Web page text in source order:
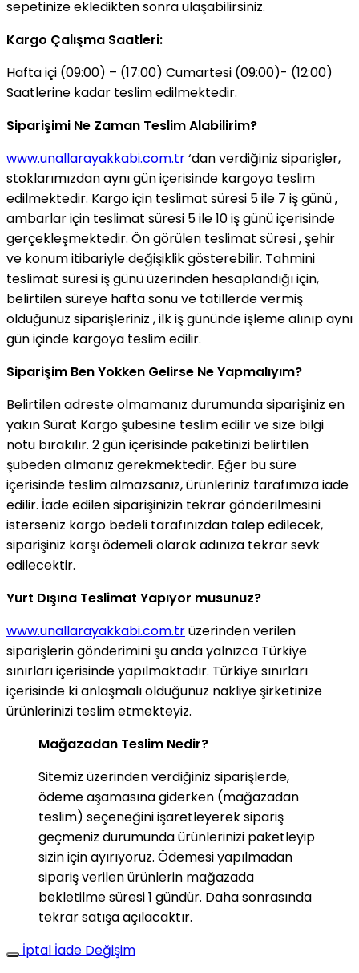
sepetinize ekledikten sonra ulaşabilirsiniz.
Kargo Çalışma Saatleri:
Hafta içi (09:00) – (17:00) Cumartesi (09:00)- (12:00)
Saatlerine kadar teslim edilmektedir.
Siparişimi Ne Zaman Teslim Alabilirim?
www.unallarayakkabi.com.tr‘dan verdiğiniz siparişler,
stoklarımızdan aynı gün içerisinde kargoya teslim
edilmektedir. Kargo için teslimat süresi 5 ile 7 iş günü ,
ambarlar için teslimat süresi 5 ile 10 iş günü içerisinde
gerçekleşmektedir. Ön görülen teslimat süresi , şehir
ve konum itibariyle değişiklik gösterebilir. Tahmini
teslimat süresi iş günü üzerinden hesaplandığı için,
belirtilen süreye hafta sonu ve tatillerde vermiş
olduğunuz siparişleriniz , ilk iş gününde işleme alınıp aynı
gün içinde kargoya teslim edilir.
Siparişim Ben Yokken Gelirse Ne Yapmalıyım?
Belirtilen adreste olmamanız durumunda siparişiniz en
yakın Sürat Kargo şubesine teslim edilir ve size bilgi
notu bırakılır. 2 gün içerisinde paketinizi belirtilen
şubeden almanız gerekmektedir. Eğer bu süre
içerisinde teslim almazsanız, ürünleriniz tarafımıza iade
edilir. İade edilen siparişinizin tekrar gönderilmesini
isterseniz kargo bedeli tarafınızdan talep edilecek,
siparişiniz karşı ödemeli olarak adınıza tekrar sevk
edilecektir.
Yurt Dışına Teslimat Yapıyor musunuz?
www.unallarayakkabi.com.trüzerinden verilen
siparişlerin gönderimini şu anda yalnızca Türkiye
sınırları içerisinde yapılmaktadır. Türkiye sınırları
içerisinde ki anlaşmalı olduğunuz nakliye şirketinize
ürünlerinizi teslim etmekteyiz.
Mağazadan Teslim Nedir?
Sitemiz üzerinden verdiğiniz siparişlerde,
ödeme aşamasına giderken (mağazadan
teslim) seçeneğini işaretleyerek sipariş
geçmeniz durumunda ürünlerinizi paketleyip
sizin için ayırıyoruz. Ödemesi yapılmadan
sipariş verilen ürünlerin mağazada
bekletilme süresi 1 gündür. Daha sonrasında
tekrar satışa açılacaktır.
İptal İade Değişim